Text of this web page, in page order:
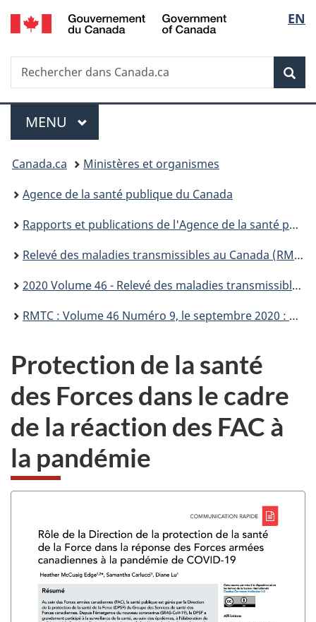
Passer
au
principal
Passer
à
Au
du
Passer
à
version
simplifiée
de
la
EN
Recherche
Rechercher
dans
Menu
MENU PRINCIPAL
Vous
êtes
ici :
Canada.ca
Ministères et organismes
Agence de la santé publique du Canada
Rapports et publications de l'Agence de la santé publique du Canada
Relevé des maladies transmissibles au Canada (RMTC)
2020 Volume 46 - Relevé des maladies transmissibles au Canada (RMTC)
RMTC : Volume 46 Numéro 9, le septembre 2020 : Protection de la santé des Forces
Protection de la santé
des Forces dans le cadre
de la réaction des FAC à
la pandémie